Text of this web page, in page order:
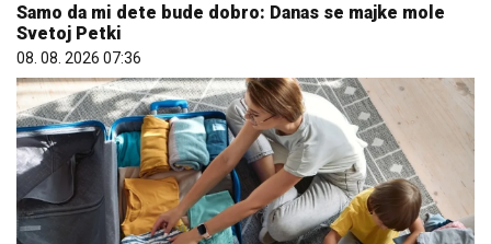
Samo da mi dete bude dobro: Danas se majke mole
Svetoj Petki
08. 08. 2026 07:36